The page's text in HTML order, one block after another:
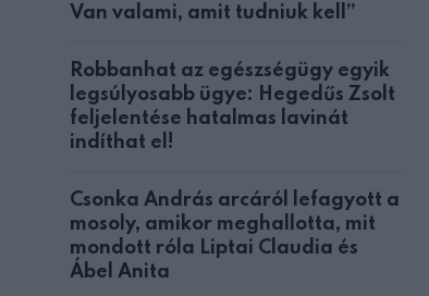
Van valami, amit tudniuk kell”
Robbanhat az egészségügy egyik
legsúlyosabb ügye: Hegedűs Zsolt
feljelentése hatalmas lavinát
indíthat el!
Csonka András arcáról lefagyott a
mosoly, amikor meghallotta, mit
mondott róla Liptai Claudia és
Ábel Anita